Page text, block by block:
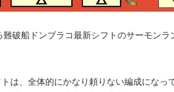
破船ドンブラコ最新シフトのサーモン
は、全体的にかなり頼りない編成になっ